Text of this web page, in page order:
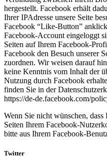
hergestellt. Facebook erhält
Ihrer IPAdresse unsere Seite
Facebook “Like-Button”
Facebook-Account eingeloggt
Seiten auf Ihrem Facebook-
Facebook den Besuch unserer
zuordnen. Wir weisen darauf
keine Kenntnis vom Inhalt der
Nutzung durch Facebook
finden Sie in der
https://de-de.facebook.com/
Wenn Sie nicht wünschen, dass
Seiten Ihrem Facebook-
bitte aus Ihrem Facebook-
Twitter